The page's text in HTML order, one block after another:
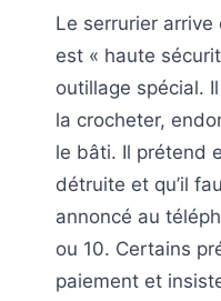
Le serrurier
est « haute
outillage spécial.
la crocheter,
le bâti. Il prétend
détruite et qu’il
annoncé au
ou 10. Certains
paiement et